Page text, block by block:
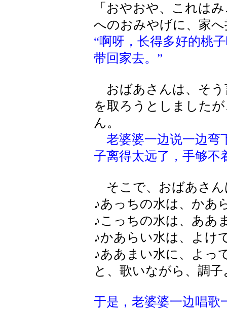
「おやおや、これは
へのおみやげに、家
“啊呀，长得多好的桃
带回家去。”
おばあさんは、そう
を取ろうとしました
ん。
老婆婆一边说一边弯
子离得太远了，手够不
そこで、おばあさん
♪あっちの水は、かあ
♪こっちの水は、ああ
♪かあらい水は、よけ
♪ああまい水に、よっ
と、歌いながら、調
于是，老婆婆一边唱歌